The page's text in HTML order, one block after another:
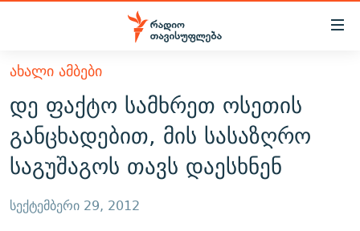
Accessibility
მთავარ
დაბრუნება
მთავარ
ნავიგაციაზე
დაბრუნება
ძიებაზე
ᲐᲮᲐᲚᲘ ᲐᲛᲑᲔᲑᲘ
ᲗᲔᲛᲔᲑᲘ
ᲞᲝᲚᲘᲢᲘᲙᲐ
ᲔᲙᲝᲜᲝᲛᲘᲙᲐ
ᲡᲐᲖᲝᲒᲐᲓᲝᲔᲑᲐ
ᲕᲘᲓᲔᲝ
ᲑᲚᲝᲒᲔᲑᲘ
ᲞᲝᲓᲙᲐᲡᲢᲔᲑᲘ
ᲐᲮᲐᲚᲘ ᲐᲛᲑᲔᲑᲘ
დე ფაქტო სამხრეთ ოსეთის
განცხადებით, მის სასაზღრო
საგუშაგოს თავს დაესხნენ
სექტემბერი 29, 2012